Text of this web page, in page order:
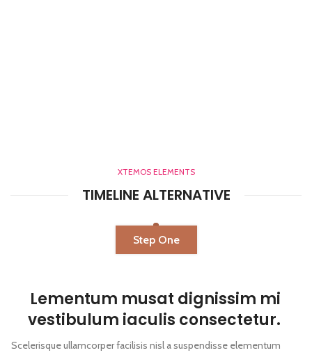
XTEMOS ELEMENTS
TIMELINE ALTERNATIVE
Step One
Lementum musat dignissim mi
vestibulum iaculis consectetur.
Scelerisque ullamcorper facilisis nisl a suspendisse elementum